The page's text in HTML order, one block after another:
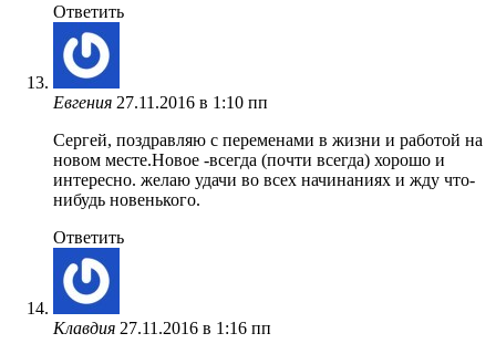
Ответить
Евгения 27.11.2016 в 1:10 пп
Сергей, поздравляю с переменами в жизни и работой на
новом месте.Новое -всегда (почти всегда) хорошо и
интересно. желаю удачи во всех начинаниях и жду что-
нибудь новенького.
Ответить
Клавдия 27.11.2016 в 1:16 пп